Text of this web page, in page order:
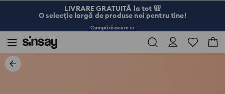
LIVRARE GRATUITĂ la tot 🎒
O selecție largă de produse noi pentru tine!
Cumpără acum >>